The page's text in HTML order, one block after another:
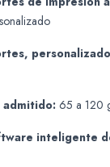
admitido: 65 a 120
inteligente